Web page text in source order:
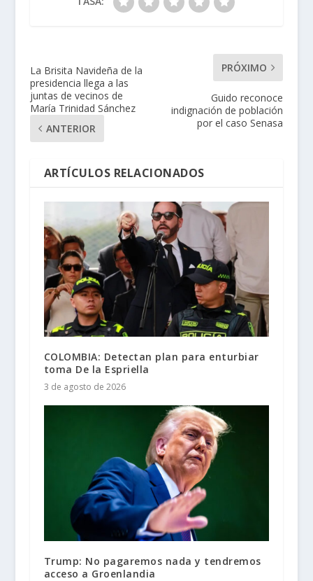
La Brisita Navideña de la
presidencia llega a las
juntas de vecinos de
María Trinidad Sánchez
ANTERIOR
PRÓXIMO
Guido reconoce
indignación de población
por el caso Senasa
ARTÍCULOS RELACIONADOS
COLOMBIA: Detectan plan para enturbiar
toma De la Espriella
3 de agosto de 2026
Trump: No pagaremos nada y tendremos
acceso a Groenlandia